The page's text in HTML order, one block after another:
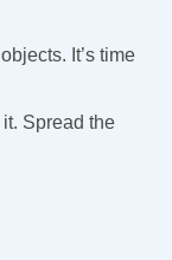
It’s time
Spread the